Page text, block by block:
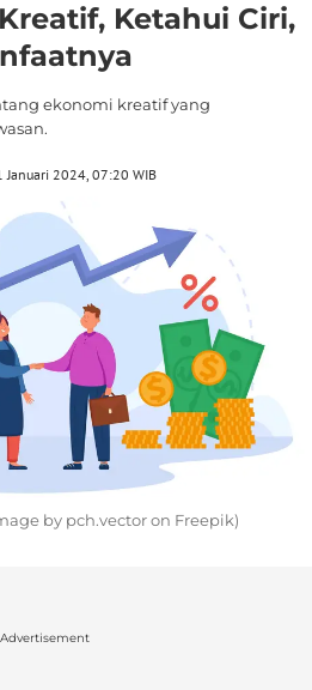
Ketahui Ciri,
ekonomi kreatif yang
Januari 2024, 07:20 WIB
by pch.vector on Freepik)
Advertisement